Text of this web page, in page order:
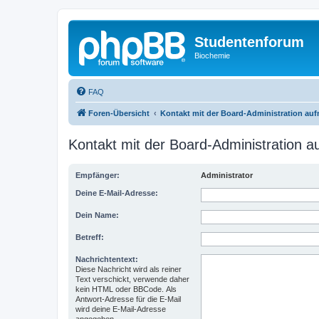
Studentenforum
Biochemie
FAQ
Foren-Übersicht Kontakt mit der Board-Administration
Kontakt mit der Board-Administration
Empfänger: Administrator
Deine E-Mail-Adresse:
Dein Name:
Betreff:
Nachrichtentext:
Diese Nachricht wird als reiner
Text verschickt, verwende daher
kein HTML oder BBCode. Als
Antwort-Adresse für die E-Mail
wird deine E-Mail-Adresse